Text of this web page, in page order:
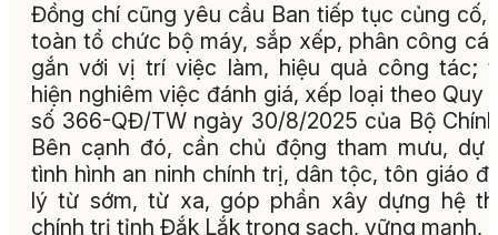
Đồng chí cũng yêu cầu Ban tiếp tục củng cố,
toàn tổ chức bộ máy, sắp xếp, phân công
gắn với vị trí việc làm, hiệu quả công tác;
hiện nghiêm việc đánh giá, xếp loại theo Quy
số 366-QĐ/TW ngày 30/8/2025 của Bộ
Bên cạnh đó, cần chủ động tham mưu, dự
tình hình an ninh chính trị, dân tộc, tôn giáo
lý từ sớm, từ xa, góp phần xây dựng hệ
chính trị tỉnh Đắk Lắk trong sạch, vững mạnh,